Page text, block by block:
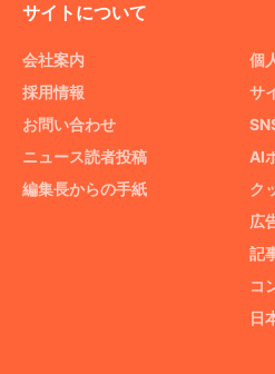
サイトについて
会社案内
採用情報
お問い合わせ
ニュース読者投稿
編集長からの手紙
個
サ
AI
ク
広
記
コ
日